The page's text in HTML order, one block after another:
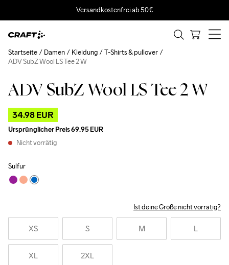
Versandkostenfrei ab 50€
ADV SubZ Wool LS Tee 2 W
34.98 EUR
Ursprünglicher Preis69.95 EUR
Nicht vorrätig
Sulfur
Ist deine Größe nicht vorrätig?
XS S M L
XL 2XL
Startseite Damen Kleidung
T-Shirts & pullover
ADV SubZ Wool LS Tee 2 W
Outlet